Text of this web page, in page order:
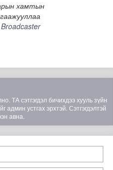
хамтын
ТА сэтгэгдэл бичихдээ хууль зүйн
админ устгах эрхтэй. Сэтгэгдэлтэй
авна.